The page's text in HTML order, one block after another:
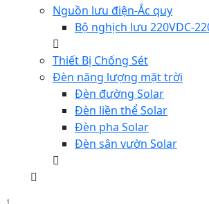
Nguồn lưu điện-Ắc quy
Bộ nghịch lưu 220VDC-
Thiết Bị Chống Sét
Đèn năng lượng mặt trời
Đèn đường Solar
Đèn liền thể Solar
Đèn pha Solar
Đèn sân vườn Solar